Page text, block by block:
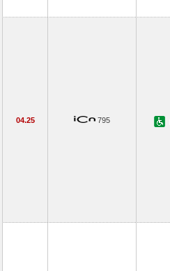
04.25 795